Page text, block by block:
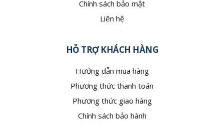
Chính sách bảo mật
Liên hệ
HỖ TRỢ KHÁCH HÀNG
Hướng dẫn mua hàng
Phương thức thanh toán
Phương thức giao hàng
Chính sách bảo hành